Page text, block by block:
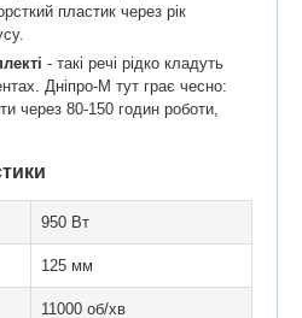
пластик через рік
- такі речі рідко кладуть
Дніпро-М тут грає чесно:
через 80-150 годин роботи,
950 Вт
125 мм
11000 об/хв